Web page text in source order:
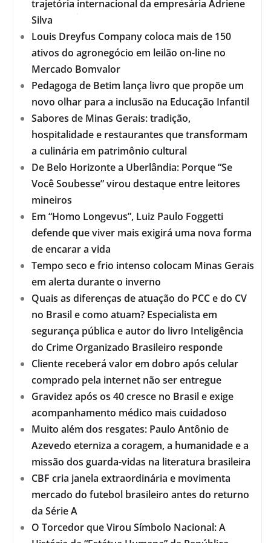
trajetória internacional da empresária Adriene
Silva
Louis Dreyfus Company coloca mais de 150
ativos do agronegócio em leilão on-line no
Mercado Bomvalor
Pedagoga de Betim lança livro que propõe um
novo olhar para a inclusão na Educação Infantil
Sabores de Minas Gerais: tradição,
hospitalidade e restaurantes que transformam
a culinária em patrimônio cultural
De Belo Horizonte a Uberlândia: Porque “Se
Você Soubesse” virou destaque entre leitores
mineiros
Em “Homo Longevus”, Luiz Paulo Foggetti
defende que viver mais exigirá uma nova forma
de encarar a vida
Tempo seco e frio intenso colocam Minas Gerais
em alerta durante o inverno
Quais as diferenças de atuação do PCC e do CV
no Brasil e como atuam? Especialista em
segurança pública e autor do livro Inteligência
do Crime Organizado Brasileiro responde
Cliente receberá valor em dobro após celular
comprado pela internet não ser entregue
Gravidez após os 40 cresce no Brasil e exige
acompanhamento médico mais cuidadoso
Muito além dos resgates: Paulo Antônio de
Azevedo eterniza a coragem, a humanidade e a
missão dos guarda-vidas na literatura brasileira
CBF cria janela extraordinária e movimenta
mercado do futebol brasileiro antes do returno
da Série A
O Torcedor que Virou Símbolo Nacional: A